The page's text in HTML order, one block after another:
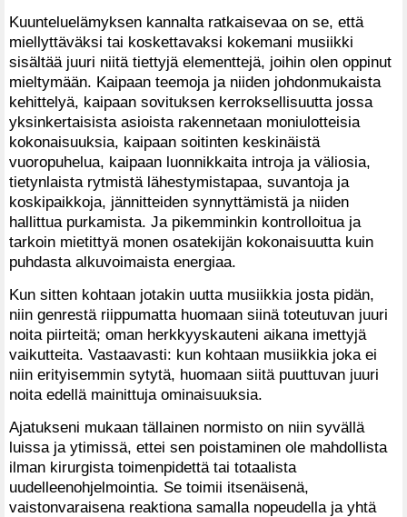
Kuunteluelämyksen kannalta ratkaisevaa on se, että
miellyttäväksi tai koskettavaksi kokemani musiikki
sisältää juuri niitä tiettyjä elementtejä, joihin olen oppinut
mieltymään. Kaipaan teemoja ja niiden johdonmukaista
kehittelyä, kaipaan sovituksen kerroksellisuutta jossa
yksinkertaisista asioista rakennetaan moniulotteisia
kokonaisuuksia, kaipaan soitinten keskinäistä
vuoropuhelua, kaipaan luonnikkaita introja ja väliosia,
tietynlaista rytmistä lähestymistapaa, suvantoja ja
koskipaikkoja, jännitteiden synnyttämistä ja niiden
hallittua purkamista. Ja pikemminkin kontrolloitua ja
tarkoin mietittyä monen osatekijän kokonaisuutta kuin
puhdasta alkuvoimaista energiaa.
Kun sitten kohtaan jotakin uutta musiikkia josta pidän,
niin genrestä riippumatta huomaan siinä toteutuvan juuri
noita piirteitä; oman herkkyyskauteni aikana imettyjä
vaikutteita. Vastaavasti: kun kohtaan musiikkia joka ei
niin erityisemmin sytytä, huomaan siitä puuttuvan juuri
noita edellä mainittuja ominaisuuksia.
Ajatukseni mukaan tällainen normisto on niin syvällä
luissa ja ytimissä, ettei sen poistaminen ole mahdollista
ilman kirurgista toimenpidettä tai totaalista
uudelleenohjelmointia. Se toimii itsenäisenä,
vaistonvaraisena reaktiona samalla nopeudella ja yhtä